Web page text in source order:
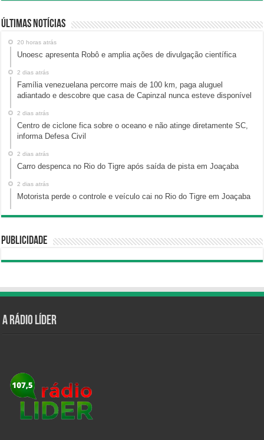
Últimas Notícias
20 horas atrás
Unoesc apresenta Robô e amplia ações de divulgação científica
2 dias atrás
Família venezuelana percorre mais de 100 km, paga aluguel
adiantado e descobre que casa de Capinzal nunca esteve disponível
2 dias atrás
Centro de ciclone fica sobre o oceano e não atinge diretamente SC,
informa Defesa Civil
2 dias atrás
Carro despenca no Rio do Tigre após saída de pista em Joaçaba
2 dias atrás
Motorista perde o controle e veículo cai no Rio do Tigre em Joaçaba
Publicidade
A Rádio Líder